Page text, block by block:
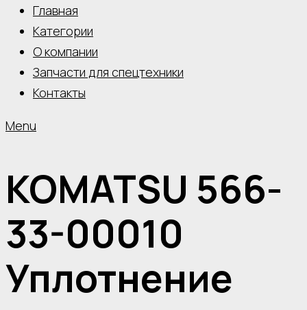
Главная
Категории
О компании
Запчасти для спецтехники
Контакты
Menu
KOMATSU 566-
33-00010
Уплотнение